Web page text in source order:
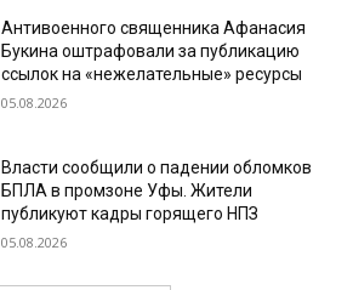
Антивоенного священника Афанасия
Букина оштрафовали за публикацию
ссылок на «нежелательные» ресурсы
05.08.2026
Власти сообщили о падении обломков
БПЛА в промзоне Уфы. Жители
публикуют кадры горящего НПЗ
05.08.2026